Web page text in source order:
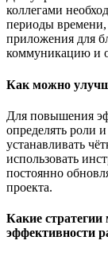
коллегами
периоды
приложения для
коммуникацию и
Как можно
Для повышения
определять роли
устанавливать
использовать
постоянно
проекта.
Какие
эффективности